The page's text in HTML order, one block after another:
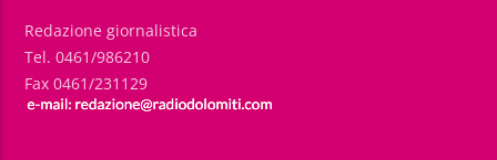
Redazione giornalistica
Tel. 0461/986210
Fax 0461/231129